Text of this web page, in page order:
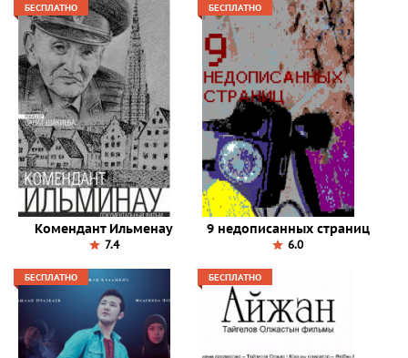
БЕСПЛАТНО
Комендант Ильменау
7.4
БЕСПЛАТНО
9 недописанных страниц
6.0
БЕСПЛАТНО БЕСПЛАТНО